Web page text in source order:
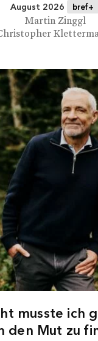
August 2026 bref+
Martin Zinggl
musste ich
den Mut zu